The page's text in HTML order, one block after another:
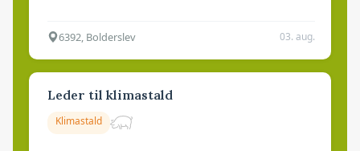
6392, Bolderslev 03. aug.
Leder til klimastald
Klimastald